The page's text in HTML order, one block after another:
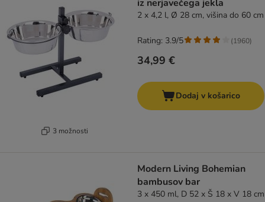
3 možnosti
iz nerjavečega jekla
2 x 4,2 l, Ø 28 cm, višina do 60 cm
34,99 €
Rating: 3.9/5 (1960)
Dodaj v košarico
Modern Living Bohemian
bambusov bar
3 x 450 ml, D 52 x Š 18 x V 18 cm